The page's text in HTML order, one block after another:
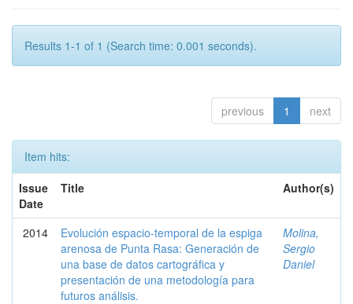
Results 1-1 of 1 (Search time: 0.001 seconds).
previous 1 next
Item hits:
Issue
Date
Title Author(s)
2014
Evolución espacio-temporal de la espiga
arenosa de Punta Rasa: Generación de
una base de datos cartográfica y
presentación de una metodología para
futuros análisis.
Molina,
Sergio
Daniel